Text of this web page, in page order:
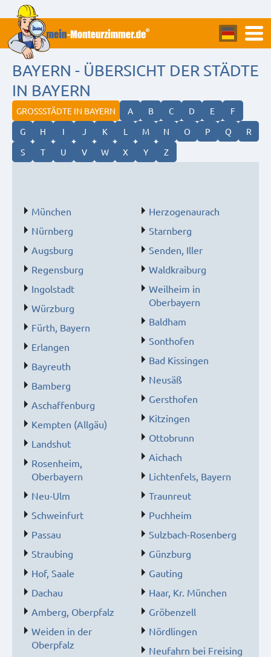
BAYERN - ÜBERSICHT DER STÄDTE
IN BAYERN
GROSSSTÄDTE IN BAYERN A B C D E
F
G
H I J K L M N O P Q
R
S
T U V W X Y Z
München
Nürnberg
Augsburg
Regensburg
Ingolstadt
Würzburg
Fürth, Bayern
Erlangen
Bayreuth
Bamberg
Aschaffenburg
Kempten (Allgäu)
Landshut
Rosenheim,
Oberbayern
Neu-Ulm
Schweinfurt
Passau
Straubing
Hof, Saale
Dachau
Amberg, Oberpfalz
Weiden in der
Oberpfalz
Herzogenaurach
Starnberg
Senden, Iller
Waldkraiburg
Weilheim in
Oberbayern
Baldham
Sonthofen
Bad Kissingen
Neusäß
Gersthofen
Kitzingen
Ottobrunn
Aichach
Lichtenfels, Bayern
Traunreut
Puchheim
Sulzbach-Rosenberg
Günzburg
Gauting
Haar, Kr. München
Gröbenzell
Nördlingen
Neufahrn bei Freising